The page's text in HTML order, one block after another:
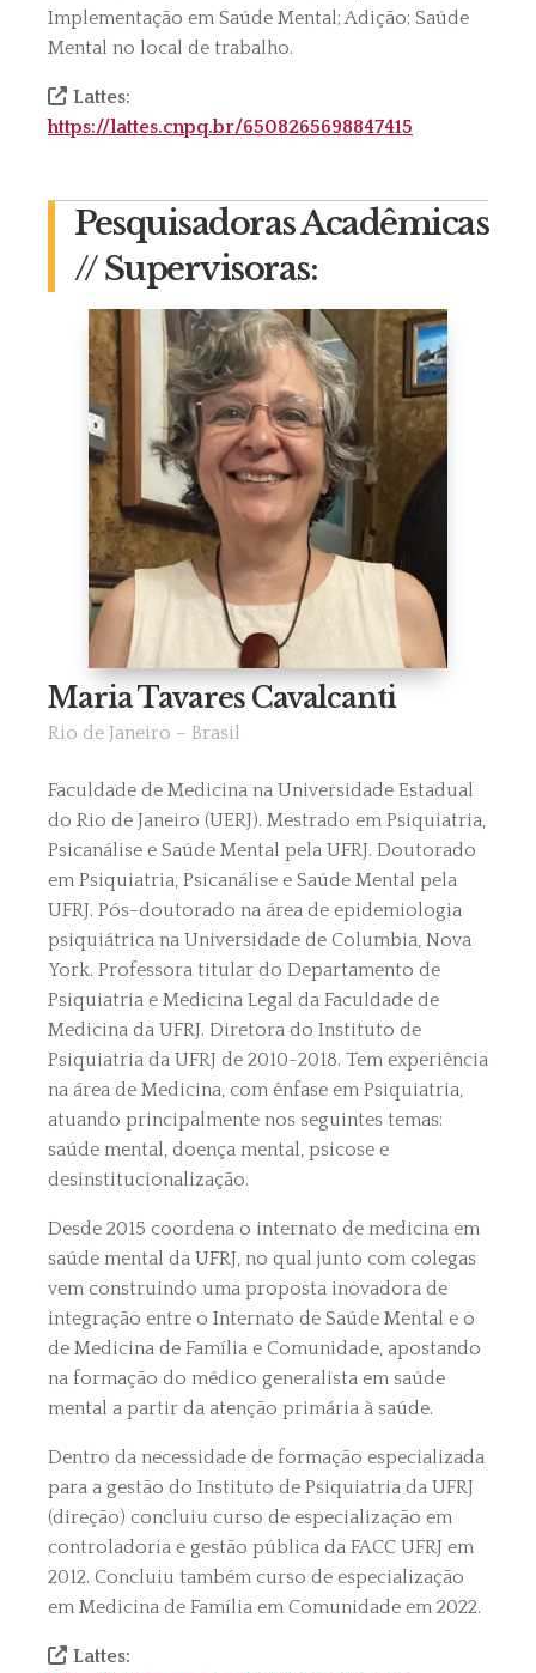
Implementação em Saúde Mental; Adição; Saúde
Mental no local de trabalho.
Lattes:
https://lattes.cnpq.br/6508265698847415
Pesquisadoras Acadêmicas
// Supervisoras:
Maria Tavares Cavalcanti
Rio de Janeiro – Brasil
Faculdade de Medicina na Universidade Estadual
do Rio de Janeiro (UERJ). Mestrado em Psiquiatria,
Psicanálise e Saúde Mental pela UFRJ. Doutorado
em Psiquiatria, Psicanálise e Saúde Mental pela
UFRJ. Pós-doutorado na área de epidemiologia
psiquiátrica na Universidade de Columbia, Nova
York. Professora titular do Departamento de
Psiquiatria e Medicina Legal da Faculdade de
Medicina da UFRJ. Diretora do Instituto de
Psiquiatria da UFRJ de 2010-2018. Tem experiência
na área de Medicina, com ênfase em Psiquiatria,
atuando principalmente nos seguintes temas:
saúde mental, doença mental, psicose e
desinstitucionalização.
Desde 2015 coordena o internato de medicina em
saúde mental da UFRJ, no qual junto com colegas
vem construindo uma proposta inovadora de
integração entre o Internato de Saúde Mental e o
de Medicina de Família e Comunidade, apostando
na formação do médico generalista em saúde
mental a partir da atenção primária à saúde.
Dentro da necessidade de formação especializada
para a gestão do Instituto de Psiquiatria da UFRJ
(direção) concluiu curso de especialização em
controladoria e gestão pública da FACC UFRJ em
2012. Concluiu também curso de especialização
em Medicina de Família em Comunidade em 2022.
Lattes: